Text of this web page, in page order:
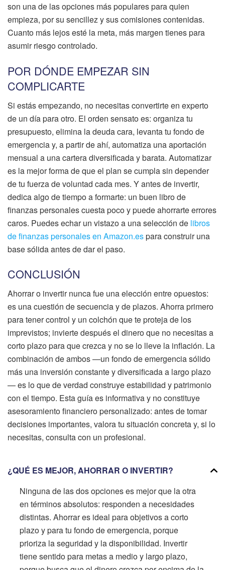
son una de las opciones más populares para quien
empieza, por su sencillez y sus comisiones contenidas.
Cuanto más lejos esté la meta, más margen tienes para
asumir riesgo controlado.
POR DÓNDE EMPEZAR SIN
COMPLICARTE
Si estás empezando, no necesitas convertirte en experto
de un día para otro. El orden sensato es: organiza tu
presupuesto, elimina la deuda cara, levanta tu fondo de
emergencia y, a partir de ahí, automatiza una aportación
mensual a una cartera diversificada y barata. Automatizar
es la mejor forma de que el plan se cumpla sin depender
de tu fuerza de voluntad cada mes. Y antes de invertir,
dedica algo de tiempo a formarte: un buen libro de
finanzas personales cuesta poco y puede ahorrarte errores
caros. Puedes echar un vistazo a una selección de libros
de finanzas personales en Amazon.espara construir una
base sólida antes de dar el paso.
CONCLUSIÓN
Ahorrar o invertir nunca fue una elección entre opuestos:
es una cuestión de secuencia y de plazos. Ahorra primero
para tener control y un colchón que te proteja de los
imprevistos; invierte después el dinero que no necesitas a
corto plazo para que crezca y no se lo lleve la inflación. La
combinación de ambos —un fondo de emergencia sólido
más una inversión constante y diversificada a largo plazo
— es lo que de verdad construye estabilidad y patrimonio
con el tiempo. Esta guía es informativa y no constituye
asesoramiento financiero personalizado: antes de tomar
decisiones importantes, valora tu situación concreta y, si lo
necesitas, consulta con un profesional.
¿QUÉ ES MEJOR, AHORRAR O INVERTIR?
Ninguna de las dos opciones es mejor que la otra
en términos absolutos: responden a necesidades
distintas. Ahorrar es ideal para objetivos a corto
plazo y para tu fondo de emergencia, porque
prioriza la seguridad y la disponibilidad. Invertir
tiene sentido para metas a medio y largo plazo,